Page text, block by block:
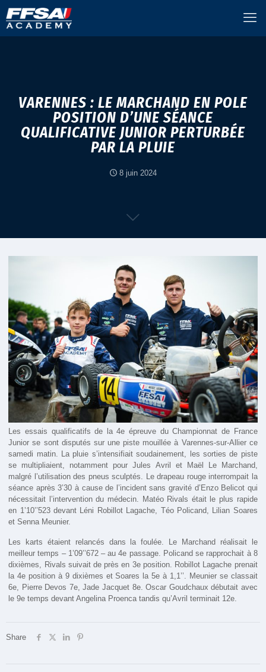
VARENNES : LE MARCHAND EN POLE
POSITION D’UNE SÉANCE
QUALIFICATIVE JUNIOR PERTURBÉE
PAR LA PLUIE
8 juin 2024
Les essais qualificatifs de la 4e épreuve du Championnat de France
Junior se sont disputés sur une piste mouillée à Varennes-sur-Allier ce
samedi matin. La pluie s’intensifiait soudainement, les sorties de piste
se multipliaient, notamment pour Jules Avril et Maël Le Marchand,
malgré l’utilisation des pneus sculptés. Le drapeau rouge interrompait la
séance après 3’30 à cause de l’incident sans gravité d’Enzo Belicot qui
nécessitait l’intervention du médecin. Matéo Rivals était le plus rapide
en 1’10’’523 devant Léni Robillot Lagache, Téo Policand, Lilian Soares
et Senna Meunier.
Les karts étaient relancés dans la foulée. Le Marchand réalisait le
meilleur temps – 1’09’’672 – au 4e passage. Policand se rapprochait à 8
dixièmes, Rivals suivait de près en 3e position. Robillot Lagache prenait
la 4e position à 9 dixièmes et Soares la 5e à 1,1’’. Meunier se classait
6e, Pierre Devos 7e, Jade Jacquet 8e. Oscar Goudchaux débutait avec
le 9e temps devant Angelina Proenca tandis qu’Avril terminait 12e.
Share